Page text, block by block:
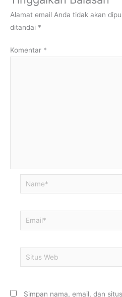
Alamat email Anda tidak akan
ditandai *
Komentar *
Name*
Email*
Situs
Web
Simpan nama, email, dan